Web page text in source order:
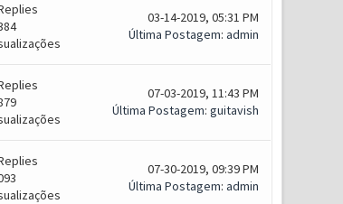
03-14-2019, 05:31 PM
Última Postagem: admin
07-03-2019, 11:43 PM
Última Postagem: guitavish
07-30-2019, 09:39 PM
Última Postagem: admin